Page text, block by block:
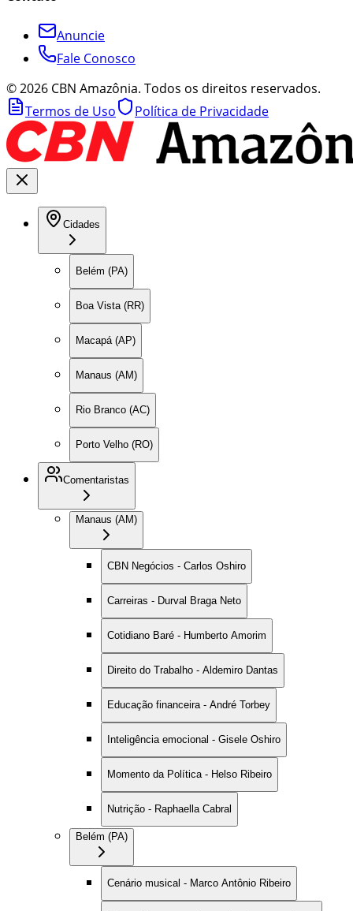
Anuncie
Fale Conosco
©2026 CBN Amazônia. Todos os direitos reservados.
Termos de Uso
Política de Privacidade
Cidades
Belém (PA)
Boa Vista (RR)
Macapá (AP)
Manaus (AM)
Rio Branco (AC)
Porto Velho (RO)
Comentaristas
Manaus (AM)
CBN Negócios - Carlos Oshiro
Carreiras - Durval Braga Neto
Cotidiano Baré - Humberto Amorim
Direito do Trabalho - Aldemiro Dantas
Educação financeira - André Torbey
Inteligência emocional - Gisele Oshiro
Momento da Política - Helso Ribeiro
Nutrição - Raphaella Cabral
Belém (PA)
Cenário musical - Marco Antônio Ribeiro